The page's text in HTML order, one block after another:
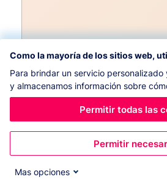
Como la mayoría de los sitios web,
Para brindar un servicio
y almacenamos información sobre
Permitir todas las
Permitir
Mas opciones